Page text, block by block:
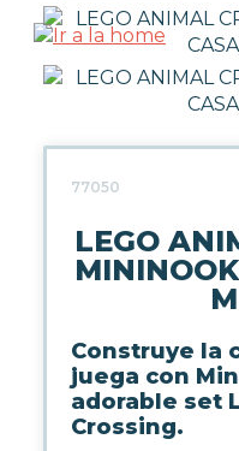
NOVEDADES
FUNKO POP!
WARHAMMER
MERCHANDISING
77050
LEGO
Construye la
juega con
adorable set
Crossing.